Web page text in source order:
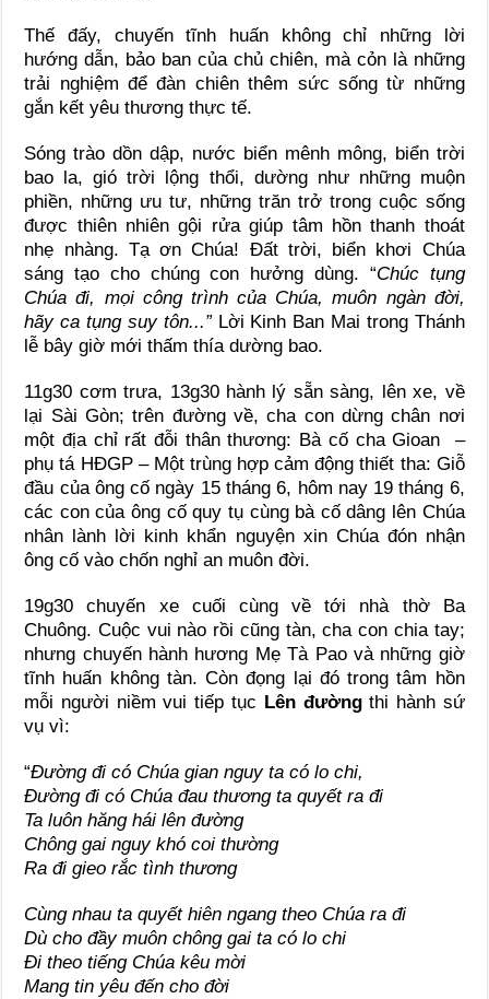
Thế đấy, chuyến tĩnh huấn không chỉ những lời
hướng dẫn, bảo ban của chủ chiên, mà cỏn là những
trải nghiệm để đàn chiên thêm sức sống từ những
gắn kết yêu thương thực tế.
Sóng trào dồn dập, nước biển mênh mông, biển trời
bao la, gió trời lộng thổi, dường như những muộn
phiền, những ưu tư, những trăn trở trong cuộc sống
được thiên nhiên gội rửa giúp tâm hồn thanh thoát
nhẹ nhàng. Tạ ơn Chúa! Đất trời, biển khơi Chúa
sáng tạo cho chúng con hưởng dùng. “Chúc tụng
Chúa đi, mọi công trình của Chúa, muôn ngàn đời,
hãy ca tụng suy tôn...” Lời Kinh Ban Mai trong Thánh
lễ bây giờ mới thấm thía dường bao.
11g30 cơm trưa, 13g30 hành lý sẵn sàng, lên xe, về
lại Sài Gòn; trên đường về, cha con dừng chân nơi
một địa chỉ rất đỗi thân thương: Bà cố cha Gioan –
phụ tá HĐGP – Một trùng hợp cảm động thiết tha: Giỗ
đầu của ông cố ngày 15 tháng 6, hôm nay 19 tháng 6,
các con của ông cố quy tụ cùng bà cố dâng lên Chúa
nhân lành lời kinh khẩn nguyện xin Chúa đón nhận
ông cố vào chốn nghỉ an muôn đời.
19g30 chuyến xe cuối cùng về tới nhà thờ Ba
Chuông. Cuộc vui nào rồi cũng tàn, cha con chia tay;
nhưng chuyến hành hương Mẹ Tà Pao và những giờ
tĩnh huấn không tàn. Còn đọng lại đó trong tâm hồn
mỗi người niềm vui tiếp tục Lên đườngthi hành sứ
vụ vì:
“Đường đi có Chúa gian nguy ta có lo chi,
Đường đi có Chúa đau thương ta quyết ra đi
Ta luôn hăng hái lên đường
Chông gai nguy khó coi thường
Ra đi gieo rắc tình thương
Cùng nhau ta quyết hiên ngang theo Chúa ra đi
Dù cho đầy muôn chông gai ta có lo chi
Đi theo tiếng Chúa kêu mời
Mang tin yêu đến cho đời